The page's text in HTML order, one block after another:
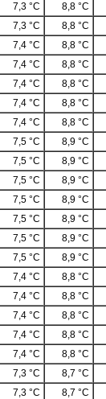
7,3 °C 8,8 °C
7,3 °C 8,8 °C
7,4 °C 8,8 °C
7,4 °C 8,8 °C
7,4 °C 8,8 °C
7,4 °C 8,8 °C
7,4 °C 8,8 °C
7,5 °C 8,9 °C
7,5 °C 8,9 °C
7,5 °C 8,9 °C
7,5 °C 8,9 °C
7,5 °C 8,9 °C
7,5 °C 8,9 °C
7,5 °C 8,9 °C
7,4 °C 8,8 °C
7,4 °C 8,8 °C
7,4 °C 8,8 °C
7,4 °C 8,8 °C
7,4 °C 8,8 °C
7,3 °C 8,7 °C
7,3 °C 8,7 °C